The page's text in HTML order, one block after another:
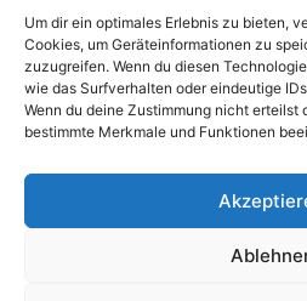
Um dir ein optimales Erlebnis zu bieten,
Cookies, um Geräteinformationen zu
zuzugreifen. Wenn du diesen
wie das Surfverhalten oder eindeutige
Wenn du deine Zustimmung nicht erteilst
bestimmte Merkmale und Funktionen
Wir bitten um Ihr
Die Schulleitung